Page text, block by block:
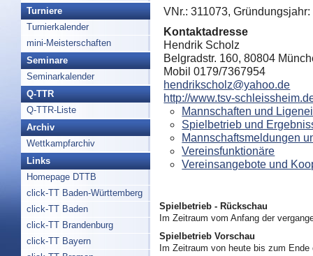
Turniere
Turnierkalender
mini-Meisterschaften
Seminare
Seminarkalender
Q-TTR
Q-TTR-Liste
Archiv
Wettkampfarchiv
Links
Homepage DTTB
click-TT Baden-Württemberg
click-TT Baden
click-TT Brandenburg
click-TT Bayern
VNr.: 311073,
Kontaktadresse
Hendrik Scholz
Belgradstr. 160, 80804
Mobil 0179/7367954
hendrikscholz@yahoo.de
http://www.tsv-
Mannschaften und
Spielbetrieb und
Mannschaftsmeldungen
Vereinsfunktionäre
Vereinsangebote und
Spielbetrieb - Rückschau
Im Zeitraum vom Anfang der
Spielbetrieb Vorschau
Im Zeitraum von heute bis zum